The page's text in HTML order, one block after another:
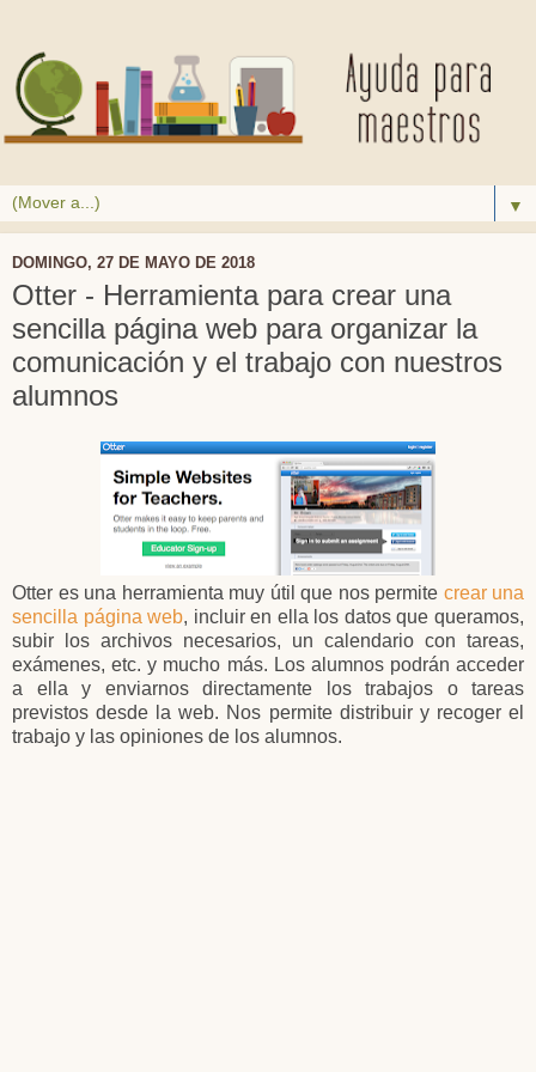
▼
DOMINGO, 27 DE MAYO DE 2018
Otter - Herramienta para crear una
sencilla página web para organizar la
comunicación y el trabajo con nuestros
alumnos
Otter es una herramienta muy útil que nos permite crear una
sencilla página web, incluir en ella los datos que queramos,
subir los archivos necesarios, un calendario con tareas,
exámenes, etc. y mucho más. Los alumnos podrán acceder
a ella y enviarnos directamente los trabajos o tareas
previstos desde la web. Nos permite distribuir y recoger el
trabajo y las opiniones de los alumnos.